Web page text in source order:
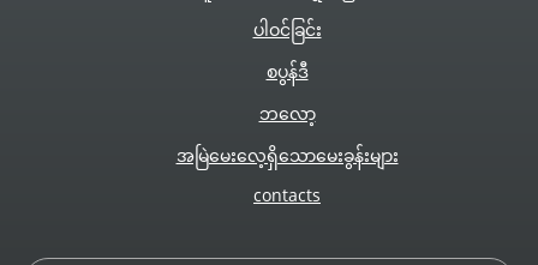
ပါဝင်ခြင်း
စပွန်ဒီ
ဘလော့
အမြဲမေးလေ့ရှိသောမေးခွန်းများ
сontacts